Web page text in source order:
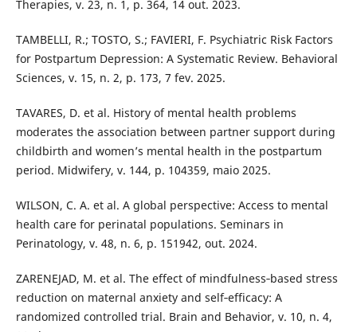
Therapies, v. 23, n. 1, p. 364, 14 out. 2023.
TAMBELLI, R.; TOSTO, S.; FAVIERI, F. Psychiatric Risk Factors
for Postpartum Depression: A Systematic Review. Behavioral
Sciences, v. 15, n. 2, p. 173, 7 fev. 2025.
TAVARES, D. et al. History of mental health problems
moderates the association between partner support during
childbirth and women’s mental health in the postpartum
period. Midwifery, v. 144, p. 104359, maio 2025.
WILSON, C. A. et al. A global perspective: Access to mental
health care for perinatal populations. Seminars in
Perinatology, v. 48, n. 6, p. 151942, out. 2024.
ZARENEJAD, M. et al. The effect of mindfulness‐based stress
reduction on maternal anxiety and self‐efficacy: A
randomized controlled trial. Brain and Behavior, v. 10, n. 4,